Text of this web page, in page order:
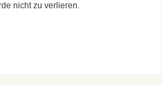
nicht zu verlieren.